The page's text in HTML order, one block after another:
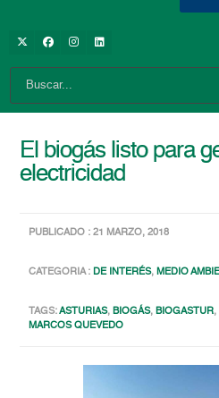
El biogás listo para
electricidad
PUBLICADO : 21 MARZO, 2018
CATEGORIA :DE INTERÉS,MEDIO
TAGS:ASTURIAS,BIOGÁS,BIOGASTUR,
MARCOS QUEVEDO